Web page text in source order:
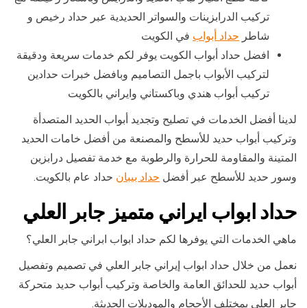
تركيب الدرابزينات والسواتر الحديدية عبر حداد رخيص و
شاطر حداد أبواب في الكويت
افضل حداد أبواب الكويت يوفر لكم خدمات سريعة ودقيقة
لتركيب الأبواب باجمل التصاميم وبافضل خبرات حدادين
تركيب أبواب هندي وباكستاني وايراني بالكويت
لدينا أفضل الخدمات في تصليح وتجديد أبواب الحديد المتصدأة
وتركيب أبواب حديد للأسطح والمصنعة من أفضل خامات الحديد
المتينة والمقاومة للحرارة والرطوبة مع خدمة تفصيل درابزين
وسور حديد للأسطح عبر أفضل حداد بيبان حداد عام بالكويت.
حداد ابواب ايراني متميز جابر العلي
ماهي الخدمات التي يوفرها لكم حداد ابواب ابراني جابر العلي؟
نعمل من خلال حداد ابواب إيراني جابر العلي في تصميم وتفصيل
أبواب حديد للحدائق العامة والخاصة وتركيب أبواب حديد متحركة
جابر العلي بمختلف الأحجام والموديلات الحديثة.